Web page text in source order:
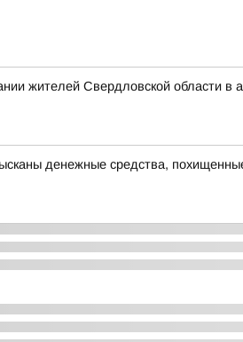
жителей Свердловской области в
денежные средства,